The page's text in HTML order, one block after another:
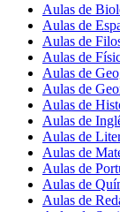
Aulas de
Aulas de
Aulas de
Aulas de
Aulas de
Aulas de
Aulas de
Aulas de
Aulas de
Aulas de
Aulas de
Aulas de
Aulas de